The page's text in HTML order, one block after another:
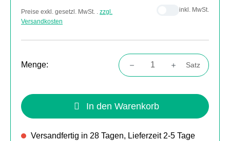
Preise exkl. gesetzl. MwSt. . zzgl.
Versandkosten
inkl. MwSt.
Menge:
Produkt Anzahl: Gib den gewünschten
Satz
In den Warenkorb
Versandfertig in 28 Tagen, Lieferzeit 2-5 Tage